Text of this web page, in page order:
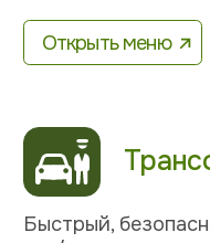
Напишите нам
+7 988 404-54-75
Оставить заявку